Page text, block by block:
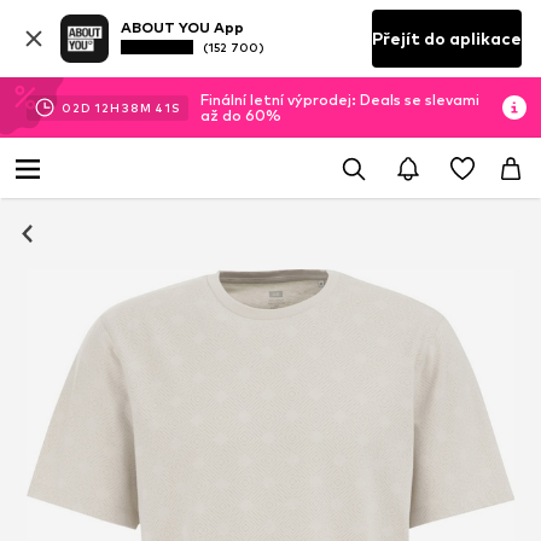
ABOUT YOU App
(152 700) Přejít do aplikace
02D 12H 38M 41 S
Finální letní výprodej: Deals se slevami
až do 60%